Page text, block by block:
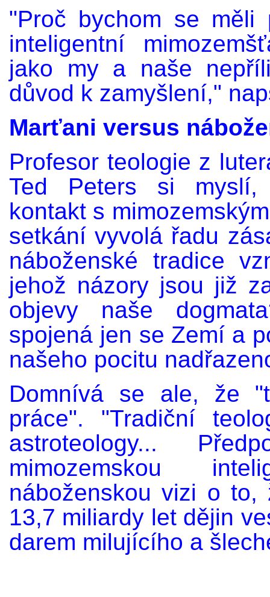
"Proč bychom se měli
inteligentní
jako my a naše
důvod k zamyšlení,"
Marťani versus
Profesor teologie z
Ted Peters si myslí,
kontakt s
setkání vyvolá řadu
náboženské tradice
jehož názory jsou již
objevy naše
spojená jen se Zemí a
našeho pocitu
Domnívá se ale, že
práce". "Tradiční
astroteology...
mimozemskou
náboženskou vizi o
13,7 miliardy let dějin
darem milujícího a